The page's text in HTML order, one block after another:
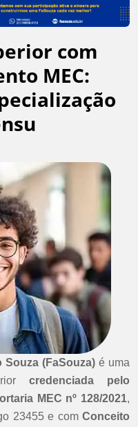
com
MEC:
Souza (FaSouza) é uma
credenciada pelo
MEC nº 128/2021,
23455 e com Conceito